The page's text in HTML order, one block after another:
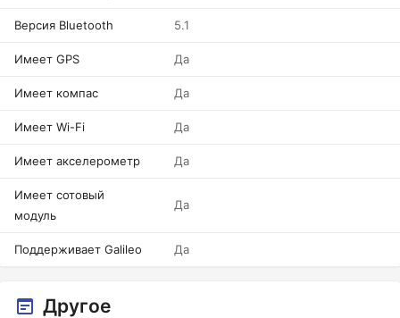
Версия Bluetooth 5.1
Имеет GPS Да
Имеет компас Да
Имеет Wi-Fi Да
Имеет акселерометр Да
Имеет сотовый
модуль
Да
Поддерживает Galileo Да
Другое